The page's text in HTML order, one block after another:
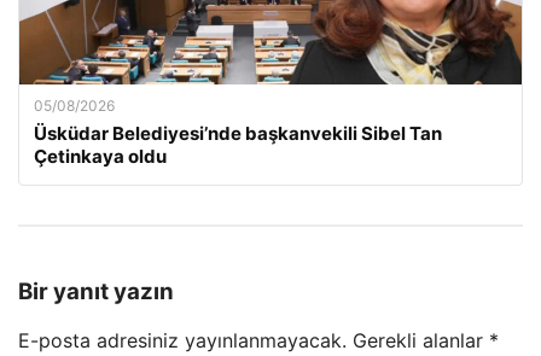
05/08/2026
Üsküdar Belediyesi’nde başkanvekili Sibel Tan
Çetinkaya oldu
Bir yanıt yazın
E-posta adresiniz yayınlanmayacak. Gerekli alanlar *